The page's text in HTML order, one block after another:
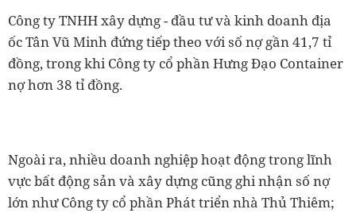
Công ty TNHH xây dựng - đầu tư và kinh doanh địa
ốc Tân Vũ Minh đứng tiếp theo với số nợ gần 41,7 tỉ
đồng, trong khi Công ty cổ phần Hưng Đạo Container
nợ hơn 38 tỉ đồng.
Ngoài ra, nhiều doanh nghiệp hoạt động trong lĩnh
vực bất động sản và xây dựng cũng ghi nhận số nợ
lớn như Công ty cổ phần Phát triển nhà Thủ Thiêm;